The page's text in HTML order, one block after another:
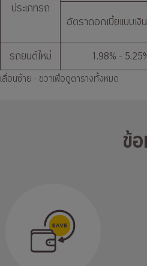
ประเภทรถ
อัตราดอกเบี้ยแบบเงิ
รถยนต์ใหม่
1.98% -
เลื่อนซ้าย - ขวาเพื่อดูตารางทั้งหมด
ข้